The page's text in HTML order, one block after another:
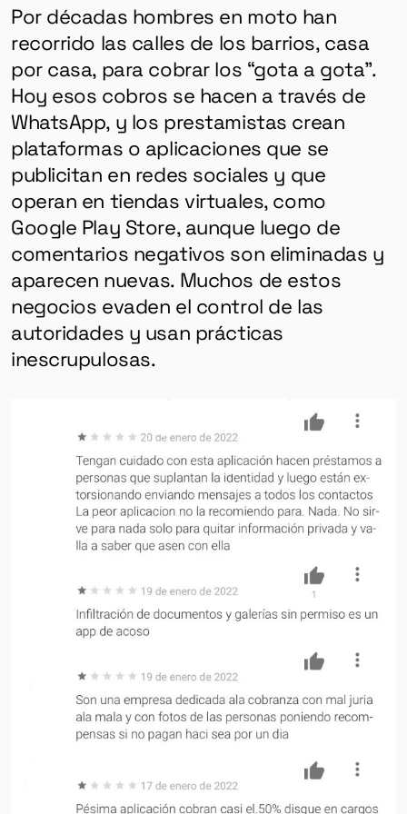
Por décadas hombres en moto han
recorrido las calles de los barrios, casa
por casa, para cobrar los “gota a gota”.
Hoy esos cobros se hacen a través de
WhatsApp, y los prestamistas crean
plataformas o aplicaciones que se
publicitan en redes sociales y que
operan en tiendas virtuales, como
Google Play Store, aunque luego de
comentarios negativos son eliminadas y
aparecen nuevas. Muchos de estos
negocios evaden el control de las
autoridades y usan prácticas
inescrupulosas.